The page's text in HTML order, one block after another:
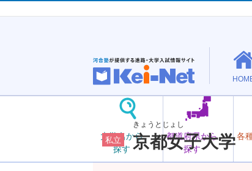
大学名から
探す
都道府県から
探す
各
私立
きょうとじょし
京都女子大学